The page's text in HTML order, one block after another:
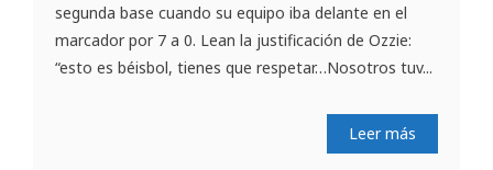
segunda base cuando su equipo iba delante en el
marcador por 7 a 0. Lean la justificación de Ozzie:
“esto es béisbol, tienes que respetar…Nosotros tuv...
Leer más